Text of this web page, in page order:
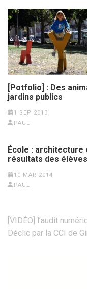
[Potfolio] : Des
jardins publics
1 SEP 2013
PAUL
École :
résultats des élèves
10 MAR 2014
PAUL
Navigation
de
[VIDÉO] l’audit
Déclic par la CCI de